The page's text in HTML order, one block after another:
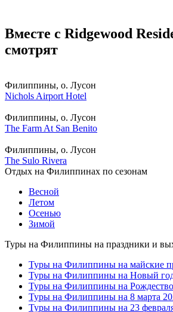
Вместе с Ridgewood
смотрят
Филиппины, о. Лусон
Nichols Airport Hotel
Филиппины, о. Лусон
The Farm At San Benito
Филиппины, о. Лусон
The Sulo Rivera
Отдых на Филиппинах по сезонам
Весной
Летом
Осенью
Зимой
Туры на Филиппины на праздники и
Туры на Филиппины на майские
Туры на Филиппины на Новый
Туры на Филиппины на
Туры на Филиппины на 8 марта
Туры на Филиппины на 23